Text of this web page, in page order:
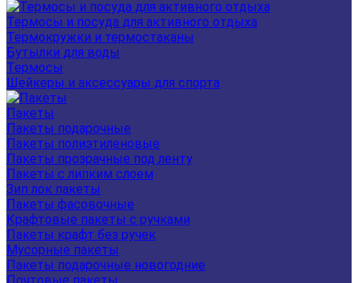
Термосы и посуда для активного отдыха
Термокружки и термостаканы
Бутылки для воды
Термосы
Шейкеры и аксессуары для спорта
Пакеты
Пакеты подарочные
Пакеты полиэтиленовые
Пакеты прозрачные под ленту
Пакеты с липким слоем
Зип лок пакеты
Пакеты фасовочные
Крафтовые пакеты с ручками
Пакеты крафт без ручек
Мусорные пакеты
Пакеты подарочные новогодние